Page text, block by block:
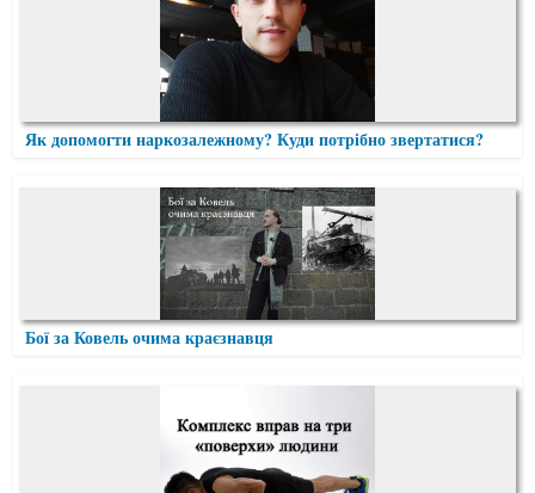
Як допомогти наркозалежному? Куди потрібно звертатися?
Бої за Ковель очима краєзнавця